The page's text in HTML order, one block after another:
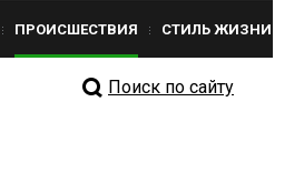
ПРОИСШЕСТВИЯ СТИЛЬ ЖИЗНИ
Поиск по сайту